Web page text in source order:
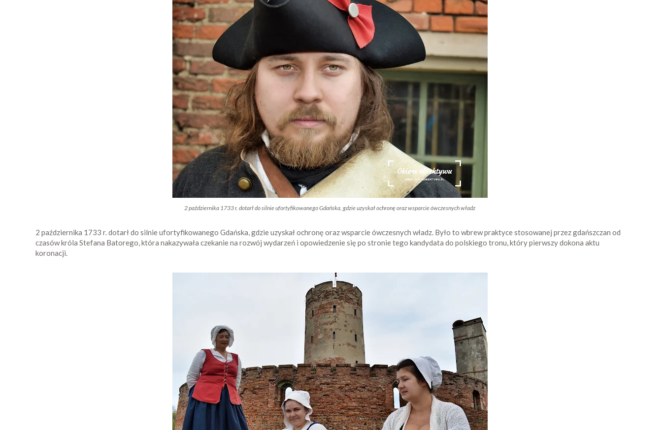
2 października 1733 r. dotarł do silnie ufortyfikowanego Gdańska, gdzie uzyskał ochronę oraz wsparcie ówczesnych władz
2 października 1733 r. dotarł do silnie ufortyfikowanego Gdańska, gdzie uzyskał ochronę oraz wsparcie ówczesnych władz. Było to wbrew praktyce stosowanej przez gdańszczan od
czasów króla Stefana Batorego, która nakazywała czekanie na rozwój wydarzeń i opowiedzenie się po stronie tego kandydata do polskiego tronu, który pierwszy dokona aktu
koronacji.